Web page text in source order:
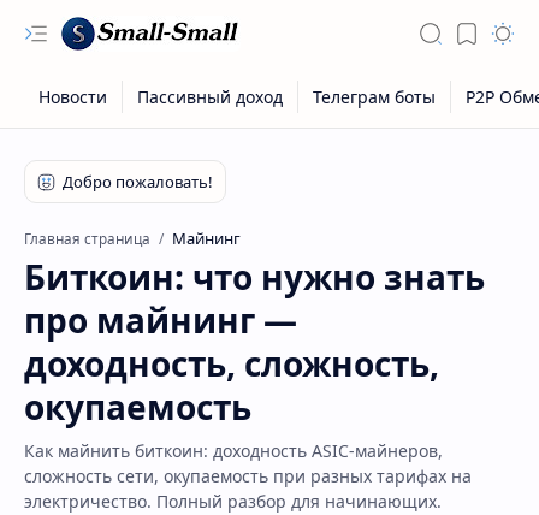
Главная страница Майнинг
Биткоин: что нужно знать
про майнинг —
доходность, сложность,
окупаемость
Как майнить биткоин: доходность ASIC-майнеров,
сложность сети, окупаемость при разных тарифах на
электричество. Полный разбор для начинающих.